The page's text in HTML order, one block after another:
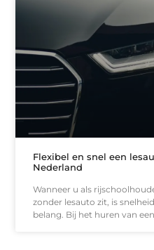
Flexibel en snel een
Nederland
Wanneer u als
zonder lesauto zit, is
belang. Bij het huren van